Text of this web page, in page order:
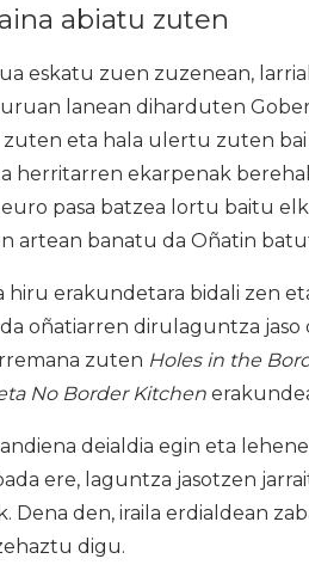
abiatu zuten
eskatu zuen zuzenean,
lanean diharduten
eta hala ulertu zuten
herritarren ekarpenak
pasa batzea lortu baitu
artean banatu da Oñatin
hiru erakundetara bidali zen
oñatiarren dirulaguntza jaso
zuten Holes in the
No Border Kitchen
deialdia egin eta
ere, laguntza jasotzen
Dena den, iraila erdialdean
digu.